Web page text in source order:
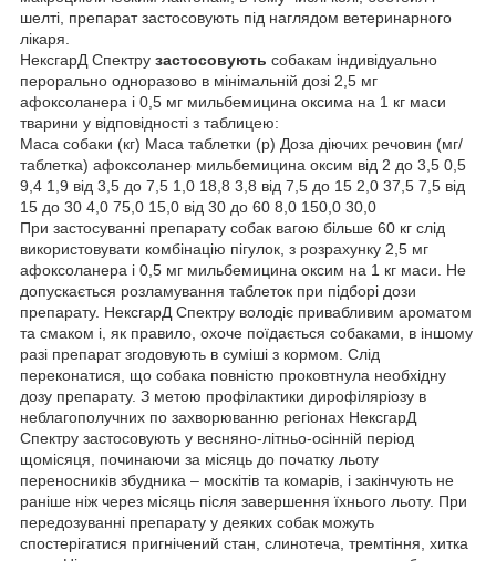
шелті, препарат застосовують під наглядом ветеринарного
лікаря.
НексгарД Спектру застосовують собакам індивідуально
перорально одноразово в мінімальній дозі 2,5 мг
афоксоланера і 0,5 мг мильбемицина оксима на 1 кг маси
тварини у відповідності з таблицею:
Маса собаки (кг) Маса таблетки (р) Доза діючих речовин (мг/
таблетка) афоксоланер мильбемицина оксим від 2 до 3,5 0,5
9,4 1,9 від 3,5 до 7,5 1,0 18,8 3,8 від 7,5 до 15 2,0 37,5 7,5 від
15 до 30 4,0 75,0 15,0 від 30 до 60 8,0 150,0 30,0
При застосуванні препарату собак вагою більше 60 кг слід
використовувати комбінацію пігулок, з розрахунку 2,5 мг
афоксоланера і 0,5 мг мильбемицина оксим на 1 кг маси. Не
допускається розламування таблеток при підборі дози
препарату. НексгарД Спектру володіє привабливим ароматом
та смаком і, як правило, охоче поїдається собаками, в іншому
разі препарат згодовують в суміші з кормом. Слід
переконатися, що собака повністю проковтнула необхідну
дозу препарату. З метою профілактики дирофіляріозу в
неблагополучних по захворюванню регіонах НексгарД
Спектру застосовують у весняно-літньо-осінній період
щомісяця, починаючи за місяць до початку льоту
переносників збудника – москітів та комарів, і закінчують не
раніше ніж через місяць після завершення їхнього льоту. При
передозуванні препарату у деяких собак можуть
спостерігатися пригнічений стан, слинотеча, тремтіння, хитка